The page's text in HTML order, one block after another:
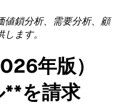
値鎖分析、需要分析、顧
ます。
年版）
を請求